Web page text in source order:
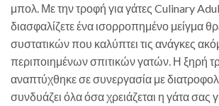
μπολ. Με την τροφή για γάτες Culinary
διασφαλίζετε ένα ισορροπημένο μείγμα
συστατικών που καλύπτει τις ανάγκες
περιποιημένων σπιτικών γατών. Η ξηρή
αναπτύχθηκε σε συνεργασία με
συνδυάζει όλα όσα χρειάζεται η γάτα σας